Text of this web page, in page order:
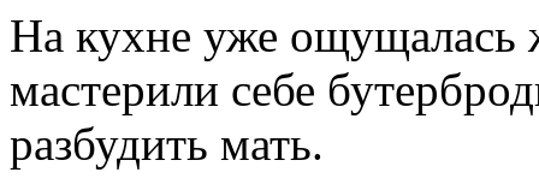
На кухне уже ощущалась
мастерили себе
разбудить мать.